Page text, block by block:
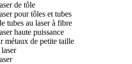
de tôle
pour tôles et tubes
tubes au laser à fibre
haute puissance
métaux de petite taille